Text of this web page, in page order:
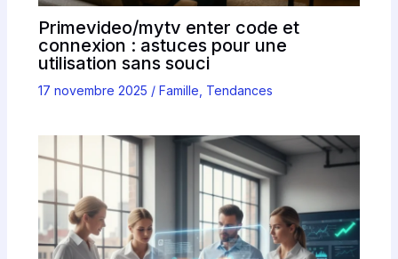
Primevideo/mytv enter code et
connexion : astuces pour une
utilisation sans souci
17 novembre 2025 / Famille Tendances